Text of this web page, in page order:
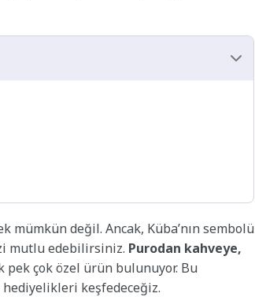
değil. Ancak, Küba’nın sembolü
mutlu edebilirsiniz. Purodan kahveye,
pek çok özel ürün bulunuyor. Bu
keşfedeceğiz.